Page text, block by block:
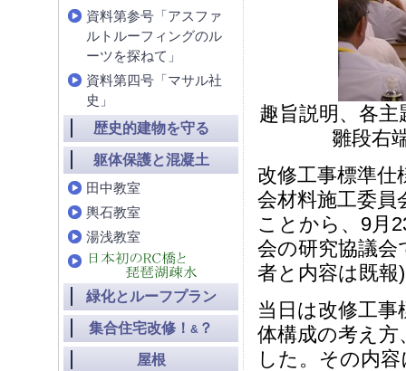
趣旨説明、各
雛段右
改修工事標準
会材料施工委
ことから、9月
会の研究協議会
者と内容は既報
当日は改修工
体構成の考え方
した。その内
資料第参号「アスファ
ルトルーフィングのル
ーツを探ねて」
資料第四号「マサル社
史」
歴史的建物を守る
躯体保護と混凝土
田中教室
輿石教室
湯浅教室
緑化とルーフプラン
集合住宅改修！ & ？
屋根